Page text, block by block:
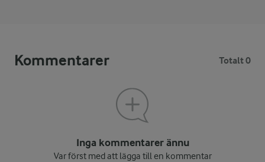
Kommentarer Totalt 0
Inga kommentarer ännu
Var först med att lägga till en kommentar